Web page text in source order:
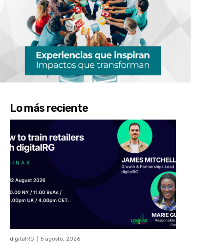
Lo más reciente
digitalRG 5 agosto, 2026